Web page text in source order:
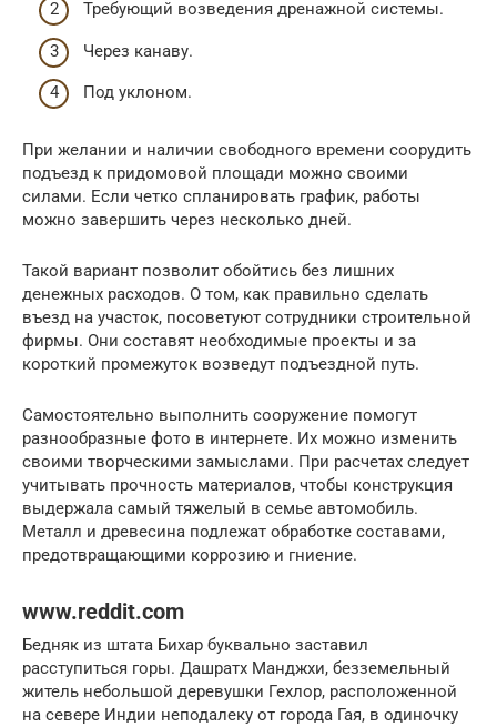
Требующий возведения дренажной системы.
Через канаву.
Под уклоном.
При желании и наличии свободного времени соорудить
подъезд к придомовой площади можно своими
силами. Если четко спланировать график, работы
можно завершить через несколько дней.
Такой вариант позволит обойтись без лишних
денежных расходов. О том, как правильно сделать
въезд на участок, посоветуют сотрудники строительной
фирмы. Они составят необходимые проекты и за
короткий промежуток возведут подъездной путь.
Самостоятельно выполнить сооружение помогут
разнообразные фото в интернете. Их можно изменить
своими творческими замыслами. При расчетах следует
учитывать прочность материалов, чтобы конструкция
выдержала самый тяжелый в семье автомобиль.
Металл и древесина подлежат обработке составами,
предотвращающими коррозию и гниение.
www.reddit.com
Бедняк из штата Бихар буквально заставил
расступиться горы. Дашратх Манджхи, безземельный
житель небольшой деревушки Гехлор, расположенной
на севере Индии неподалеку от города Гая, в одиночку